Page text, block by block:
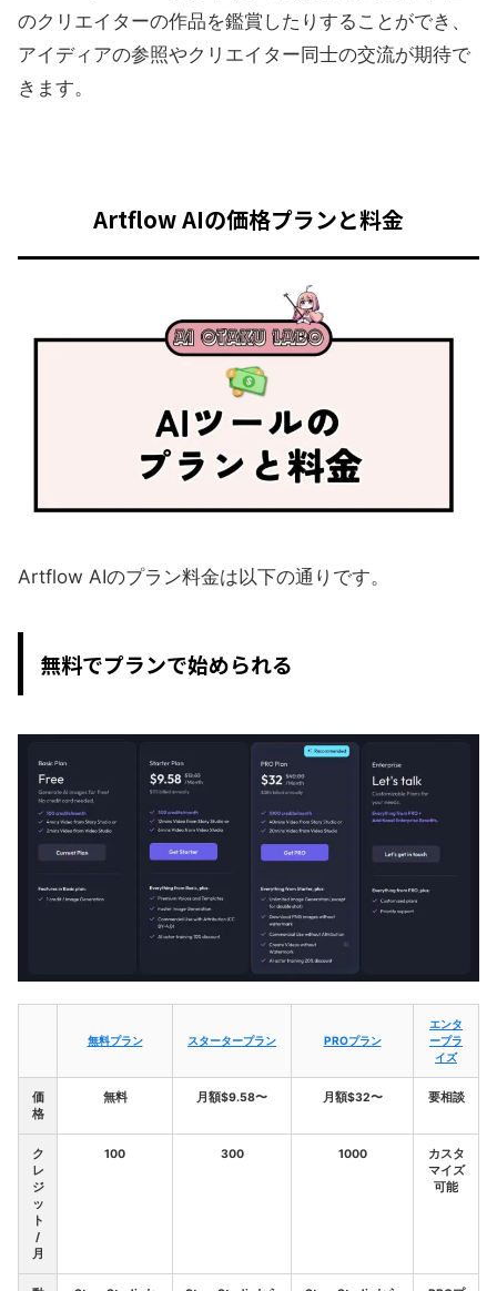
のクリエイターの作品を鑑賞したりすることができ、
アイディアの参照やクリエイター同士の交流が期待で
きます。
Artflow AIの価格プランと料金
Artflow AIのプラン料金は以下の通りです。
無料でプランで始められる
無料プラン スタータープラン PROプラン
エンタ
ープラ
イズ
価
格
無料 月額$9.58〜 月額$32〜 要相談
ク
レ
ジ
ッ
ト
/
月
100 300 1000
カスタ
マイズ
可能